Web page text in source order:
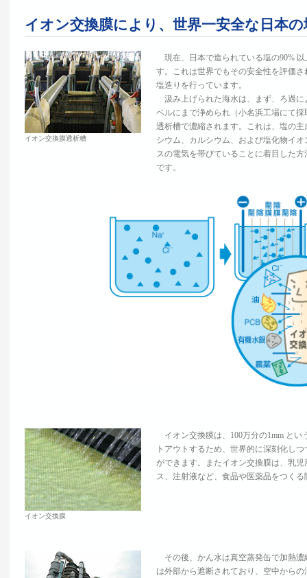
イオン交換膜により、世界一安全な日本の
イオン交換膜透析糟
現在、日本で造られている塩の90%
す。これは世界でもその安全性を評価
塩造りを行っています。
汲み上げられた海水は、まず、ろ過に
ベルにまで浄められ（小名浜工場にて
透析槽で濃縮されます。これは、塩の
シウム、カルシウム、および塩化物イ
スの電気を帯びていることに着目した
です。
イオン交換膜
イオン交換膜は、100万分の1mm とい
トアウトするため、世界的に深刻化し
ができます。またイオン交換膜は、乳
ス、注射液など、食品や医薬品をつく
その後、かん水は真空蒸発缶で加熱
は外部から遮断されており、空中から